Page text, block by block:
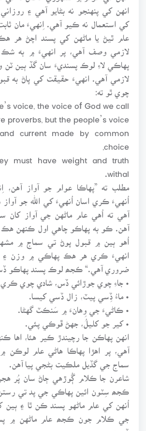
انهن کي پنهنجو نه بڻايو آهي ۽
کي استعمال نه ڪيو آهي. اِنهيءَ مان
عام ٿيڻ يا ماڻهن کي پسند اچڻ هر
لازمي وصف آهي، پر انهيءَ ۾ به شڪ
پهاڪي لاءِ لوڪ پسنديءَ سان گڏ ٻين ٽن
لازمي آهي. انهيءَ حقيقت کي پاڻ به
چوي ٿو ته:
voice, the voice of God we call,
proverbs, but the people’s voice,
current made by common
choice,
must have weight and truth
withal.
مطلب ته ”پهاڪا عوام جو آواز آهن،
اُنهيءَ ڪري اسان اُنهيءَ کي الله جو
آهي ته اُهي عام ماڻهن جي آواز کان
آهن. ڪو به پهاڪو چاهي اول ڪنهن هڪ
اُهو ٻين ۾ قبول پوڻ تي سماج ۾
انهيءَ ڪري هر هڪ پهاڪي ۾ وزن ۽
ضروري آهي.“ ڪجھ لوڪ پسند پهاڪو
• جاءِ چوي جوڙائي ڏس، شادي چوي
• ماءُ ڏِسي پيٽ، زال ڏسي کيسا.
• ڪاڻيءَ جي وِهانءَ ۾ سَنڪٽ گهڻا.
• کير جو کاـيلُ، جهڻ ڦوڪي پئي.
انهن پهاڪن جا رچيندڙ ڪير هئا، اها
آهي، پر اهڙا پهاڪا هاڻي عام
سماج جي گڏيل ملڪيت بڻجي پيا آهن.
شاعرن جا ڪلام ڳُوڙهي ڄاڻ سان پُر هجن
ڪجھ سِٽون ائين پهاڪي جي پد تي رستن
اُنهن کي عام ماڻهو پسند ڪن ٿا ۽ ٻين
جي ڪلام جون ڪجھ عام ماڻهن ۾
ڏسو: